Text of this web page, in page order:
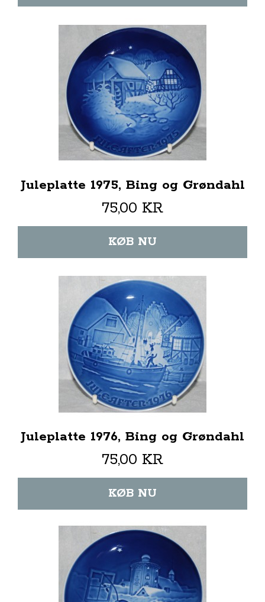
Juleplatte 1975, Bing og Grøndahl
75,00 KR
KØB NU
Juleplatte 1976, Bing og Grøndahl
75,00 KR
KØB NU